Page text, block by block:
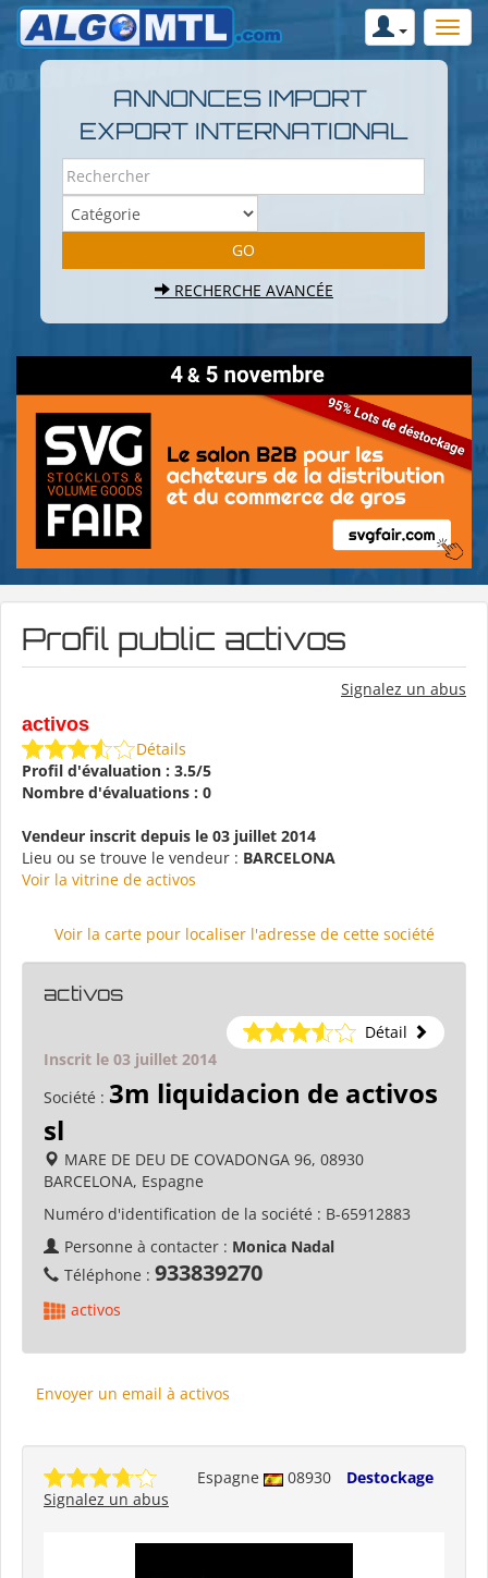
ANNONCES IMPORT
EXPORT INTERNATIONAL
RECHERCHE AVANCÉE
Profil public activos
Signalez un abus
activos
Détails
Profil d'évaluation : 3.5/5
Nombre d'évaluations : 0
Vendeur inscrit depuis le 03 juillet 2014
Lieu ou se trouve le vendeur : BARCELONA
Voir la vitrine de activos
Voir la carte pour localiser l'adresse de cette société
activos
Détail
Inscrit le 03 juillet 2014
Société : 3m liquidacion de activos
sl
MARE DE DEU DE COVADONGA 96, 08930
BARCELONA, Espagne
Numéro d'identification de la société : B-65912883
Personne à contacter : Monica Nadal
Téléphone : 933839270
activos
Envoyer un email à activos
Espagne 08930
Destockage
Signalez un abus